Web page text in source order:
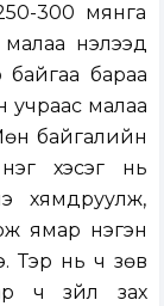
300 мянга
нэлээд
байгаа бараа
учраас малаа
байгалийн
хэсэг нь
хямдруулж,
ямар нэгэн
Тэр нь ч зөв
ч зүйл зах